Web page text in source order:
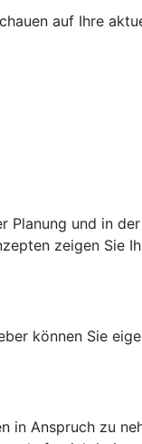
auf Ihre
Planung und in
zeigen Sie
können Sie
in Anspruch zu